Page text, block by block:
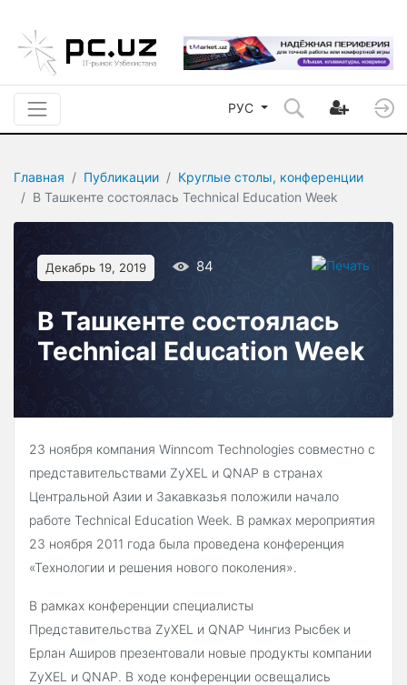
РУС
Главная Публикации
Круглые столы, конференции
В Ташкенте состоялась Technical Education Week
Декабрь 19, 2019 84
В Ташкенте состоялась
Technical Education Week
23 ноября компания Winncom Technologies совместно с
представительствами ZyXEL и QNAP в странах
Центральной Азии и Закавказья положили начало
работе Technical Education Week. В рамках мероприятия
23 ноября 2011 года была проведена конференция
«Технологии и решения нового поколения».
В рамках конференции специалисты
Представительства ZyXEL и QNAP Чингиз Рысбек и
Ерлан Аширов презентовали новые продукты компании
ZyXEL и QNAP. В ходе конференции освещались